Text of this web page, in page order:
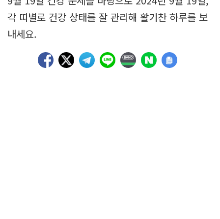
각 띠별로 건강 상태를 잘 관리해 활기찬 하루를 보
내세요.